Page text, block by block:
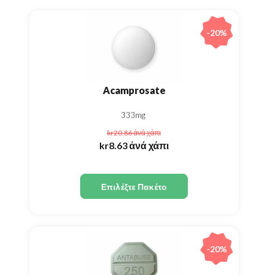
Acamprosate
333mg
kr20.86ἀνά χάπι
kr8.63ἀνά χάπι
Επιλέξτε Πακέτο
-20%
-20%